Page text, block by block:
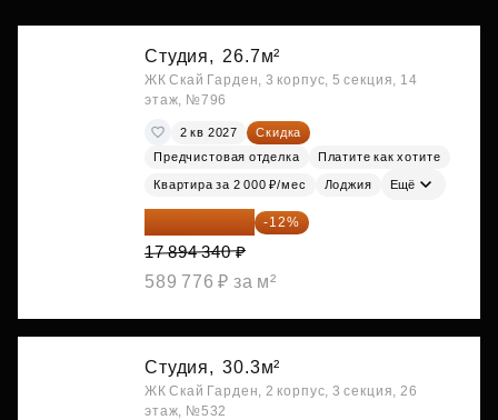
Студия, 26.7м²
ЖК Скай Гарден, 3 корпус, 5 секция, 14
этаж, №796
2 кв 2027
Скидка
Предчистовая отделка
Платите как хотите
Квартира за 2 000 ₽/мес Лоджия Ещё
15 747 019 ₽ -12%
17 894 340 ₽
589 776 ₽ за м²
Студия, 30.3м²
ЖК Скай Гарден, 2 корпус, 3 секция, 26
этаж, №532